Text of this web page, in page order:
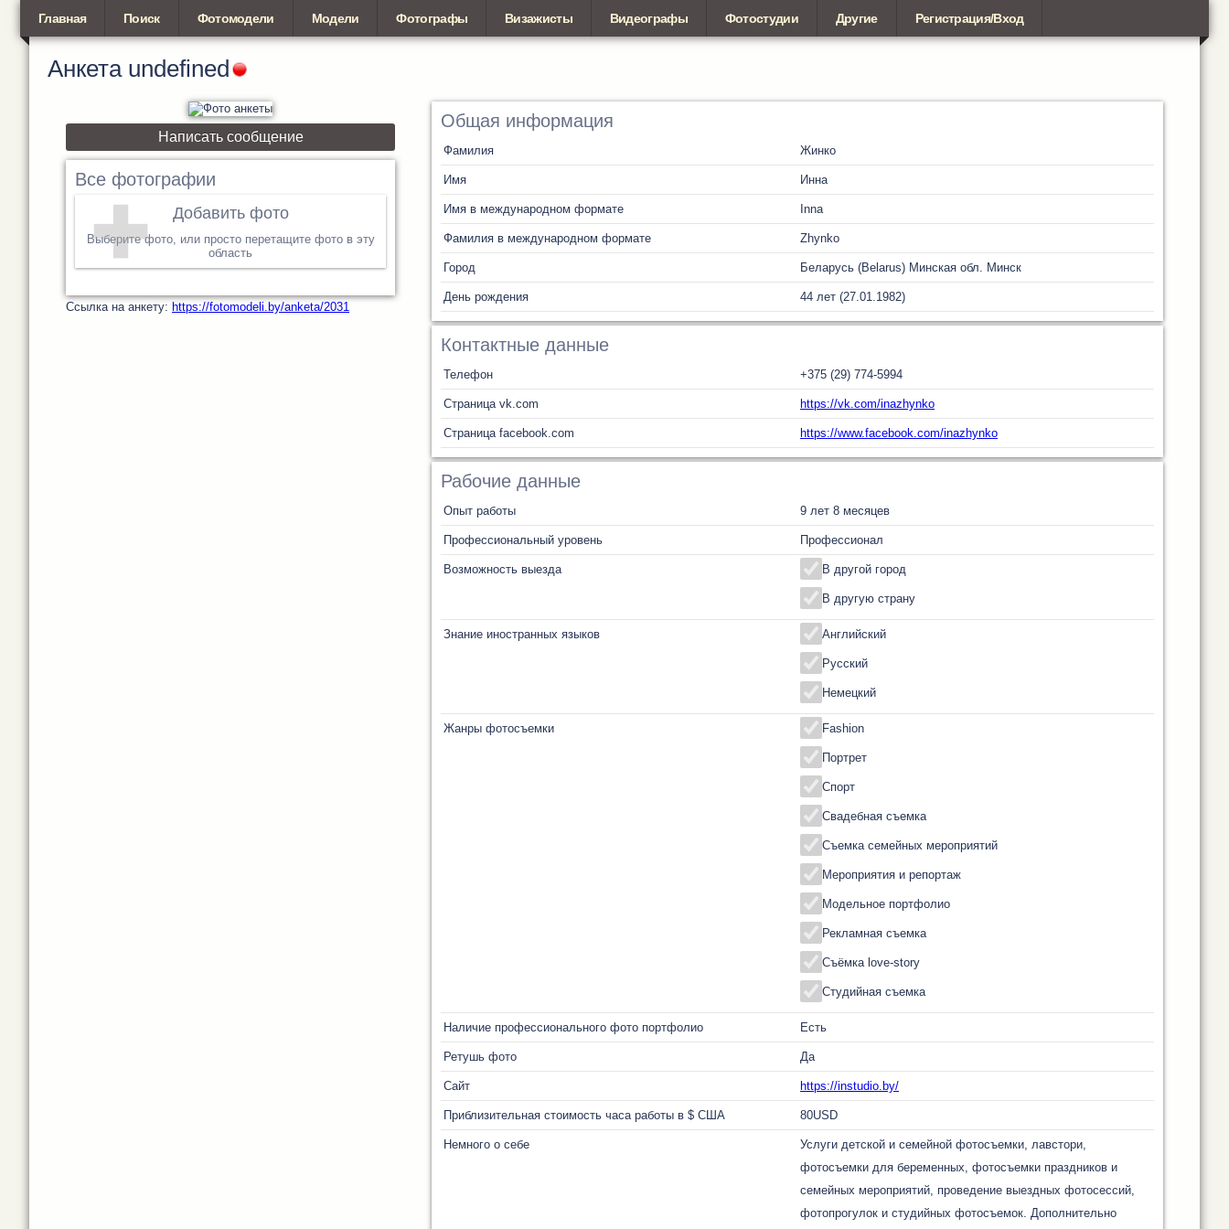
Главная Поиск Фотомодели Модели Фотографы Визажисты Видеографы Фотостудии Другие Регистрация/Вход
Анкета undefined
Написать сообщение
Все фотографии
Добавить фото
Выберите фото, или просто перетащите фото в эту
область
Cсылка на анкету: https://fotomodeli.by/anketa/2031
Общая информация
Фамилия Жинко
Имя Инна
Имя в международном формате Inna
Фамилия в международном формате Zhynko
Город Беларусь (Belarus) Минская обл. Минск
День рождения 44 лет (27.01.1982)
Контактные данные
Телефон +375 (29) 774-5994
Страница vk.com https://vk.com/inazhynko
Страница facebook.com https://www.facebook.com/inazhynko
Рабочие данные
Опыт работы 9 лет 8 месяцев
Профессиональный уровень Профессионал
Возможность выезда В другой город
В другую страну
Знание иностранных языков Английский
Русский
Немецкий
Жанры фотосъемки Fashion
Портрет
Спорт
Свадебная съемка
Съемка семейных мероприятий
Мероприятия и репортаж
Модельное портфолио
Рекламная съемка
Съёмка love-story
Студийная съемка
Наличие профессионального фото портфолио Есть
Ретушь фото Да
Сайт https://instudio.by/
Приблизительная стоимость часа работы в $ США 80USD
Немного о себе
Услуги детской и семейной фотосъемки, лавстори,
фотосъемки для беременных, фотосъемки праздников и
семейных мероприятий, проведение выездных фотосессий,
фотопрогулок и студийных фотосъемок. Дополнительно